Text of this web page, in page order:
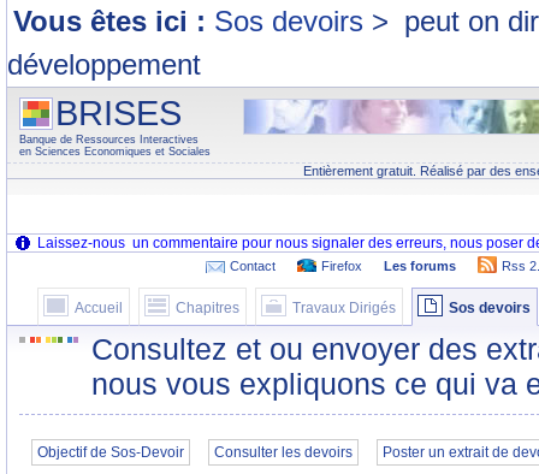
Vous êtes ici : Sos devoirs > peut on
développement
BRISES
Banque de Ressources Interactives
en Sciences Economiques et Sociales
Entièrement gratuit. Réalisé par des
Contact Firefox Les forums Rss
Accueil Chapitres Travaux Dirigés Sos devoirs
Consultez et ou envoyer des
nous vous expliquons ce qui va
Objectif de Sos-Devoir Consulter les devoirs Poster un extrait de